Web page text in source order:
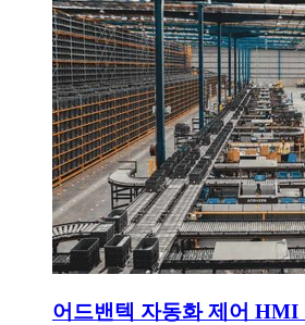
어드밴텍 자동화 제어 HMI